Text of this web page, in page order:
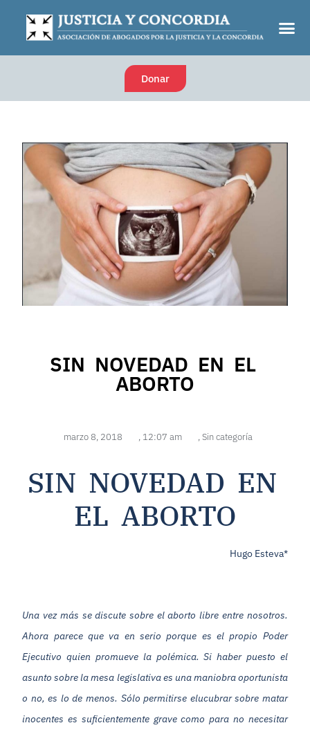
Donar
SIN NOVEDAD EN EL
ABORTO
marzo 8, 2018 , 12:07 am , Sin categoría
SIN NOVEDAD EN
EL ABORTO
Hugo Esteva*
Una vez más se discute sobre el aborto libre entre nosotros.
Ahora parece que va en serio porque es el propio Poder
Ejecutivo quien promueve la polémica. Si haber puesto el
asunto sobre la mesa legislativa es una maniobra oportunista
o no, es lo de menos. Sólo permitirse elucubrar sobre matar
inocentes es suficientemente grave como para no necesitar